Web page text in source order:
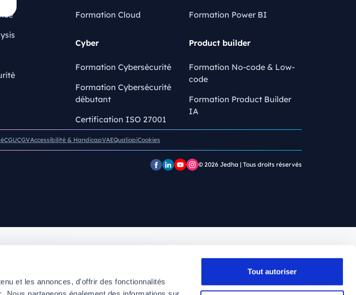
et les annonces, d'offrir des fonctionnalités
Tout autoriser
Formation Cloud
Cyber
Formation Cybersécurité
Formation Cybersécurité
débutant
Certification ISO 27001
Formation Power BI
Product builder
Formation No-code & Low-
code
Formation Product Builder
IA
CGUCGVAccessibilité & HandicapVAEQualiopiCookies
© 2026 Jedha | Tous droits réservés